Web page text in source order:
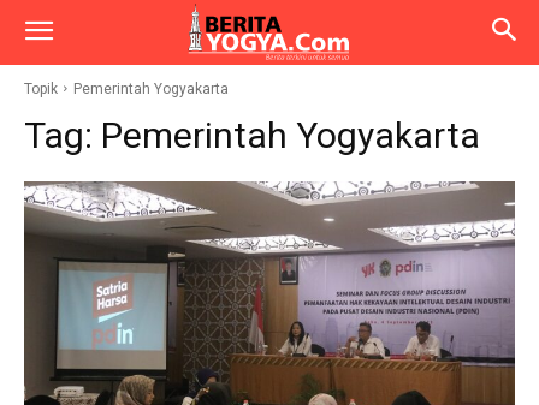
Topik Pemerintah Yogyakarta
Tag: Pemerintah Yogyakarta